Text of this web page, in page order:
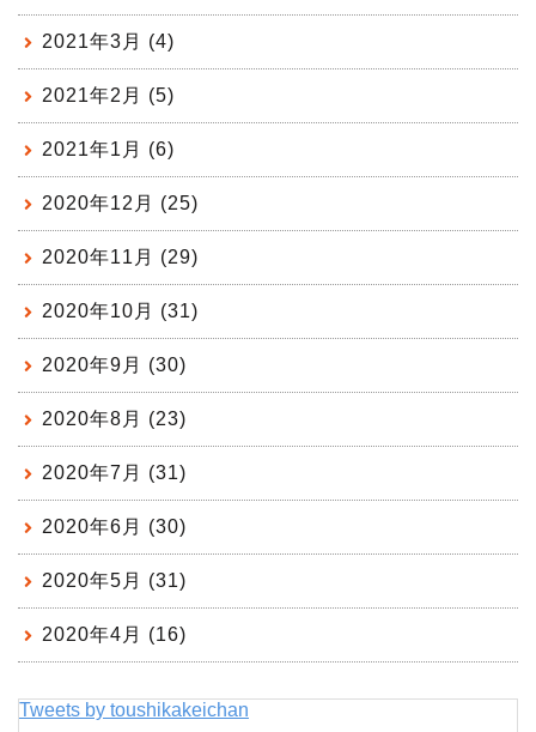
2021年3月 (4)
2021年2月 (5)
2021年1月 (6)
2020年12月 (25)
2020年11月 (29)
2020年10月 (31)
2020年9月 (30)
2020年8月 (23)
2020年7月 (31)
2020年6月 (30)
2020年5月 (31)
2020年4月 (16)
Tweets by toushikakeichan